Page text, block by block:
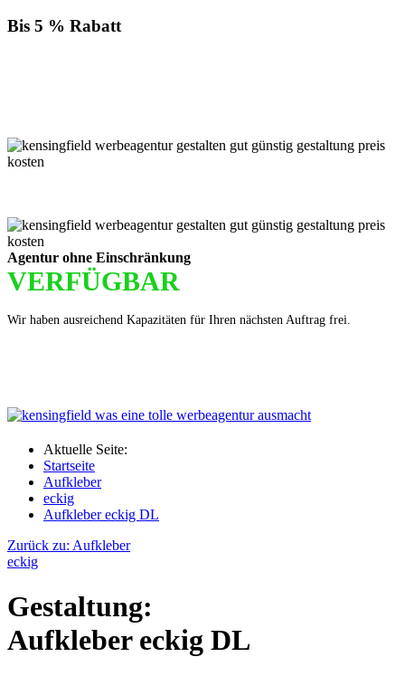
Bis 5 % Rabatt
Agentur ohne Einschränkung
VERFÜGBAR
Wir haben ausreichend Kapazitäten für Ihren nächsten Auftrag frei.
Aktuelle Seite:
Startseite
Aufkleber
eckig
Aufkleber eckig DL
Zurück zu: Aufkleber
eckig
Gestaltung:
Aufkleber eckig DL